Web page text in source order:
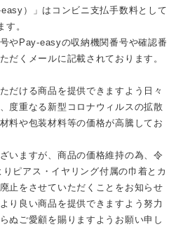
）」はコンビニ支払手数料として
す。
やPay-easyの収納機関番号や確認番
だくメールに記載されております。
だける商品を提供できますよう日々
度重なる新型コロナウィルスの拡散
料や包装材料等の価格が高騰してお
いますが、商品の価格維持の為、令
ピアス・イヤリング付属の巾着とカ
止をさせていただくことをお知らせ
り良い商品を提供できますよう努力
ぬご愛顧を賜りますようお願い申し